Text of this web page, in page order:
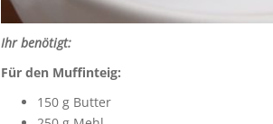
Ihr benötigt:
Für den Muffinteig:
150 g Butter